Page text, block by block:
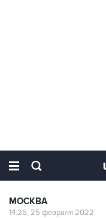
МОСКВА
14:25, 25 февраля 2022